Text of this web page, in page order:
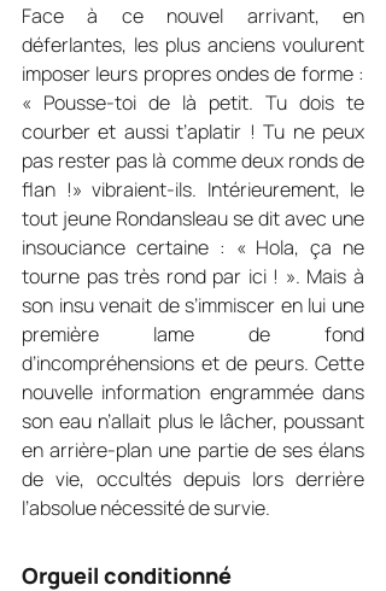
Face à ce nouvel arrivant, en
déferlantes, les plus anciens voulurent
imposer leurs propres ondes de forme :
« Pousse-toi de là petit. Tu dois te
courber et aussi t’aplatir ! Tu ne peux
pas rester pas là comme deux ronds de
flan !» vibraient-ils. Intérieurement, le
tout jeune Rondansleau se dit avec une
insouciance certaine : « Hola, ça ne
tourne pas très rond par ici ! ». Mais à
son insu venait de s’immiscer en lui une
première lame de fond
d’incompréhensions et de peurs. Cette
nouvelle information engrammée dans
son eau n’allait plus le lâcher, poussant
en arrière-plan une partie de ses élans
de vie, occultés depuis lors derrière
l’absolue nécessité de survie.
Orgueil conditionné